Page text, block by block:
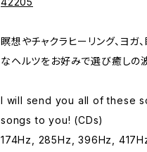
瞑想やチャクラヒーリング、ヨ
なヘルツをお好みで選び癒しの
I will send you all of these
songs to you! (CDs)
174Hz, 285Hz, 396Hz,